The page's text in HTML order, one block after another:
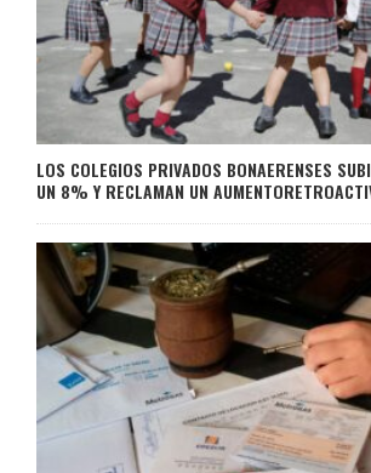
LOS COLEGIOS PRIVADOS BONAERENSES
UN 8% Y RECLAMAN UN